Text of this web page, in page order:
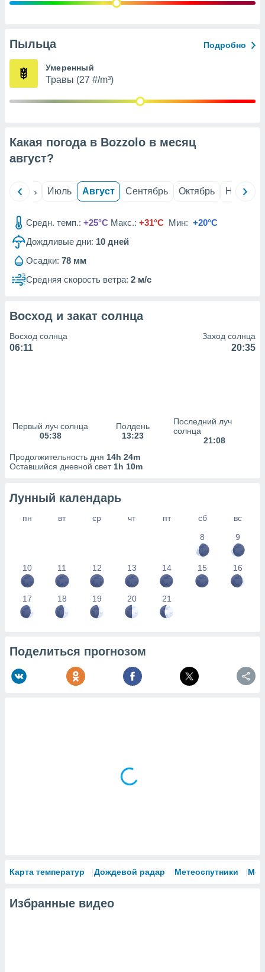
рекламы
сведения
1199
Пыльца Подробно
Умеренный
Травы (27 #/m³)
Какая погода в Bozzolo в месяц
август?
Июнь Июль Август Сентябрь Октябрь Ноябрь
Средн. темп.: +25°C Макс.: +31°C Мин: +20°C
Дождливые дни: 10 дней
Осадки: 78 мм
Средняя скорость ветра: 2 м/с
Восход и закат солнца
Восход солнца
06:11
Заход солнца
20:35
Первый луч солнца
05:38
Полдень
13:23
Последний луч
солнца
21:08
Продолжительность дня 14h 24m
Оставшийся дневной свет 1h 10m
Лунный календарь
пн вт ср чт пт сб
вс
8
9
10 11 12 13 14 15 16
17 18 19 20 21
Поделиться прогнозом
Карта температур Дождевой радар Метеоспутники
Избранные видео